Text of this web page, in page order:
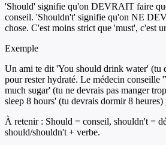
'Should' signifie qu'on DEVRAIT faire
conseil. 'Shouldn't' signifie qu'on NE
chose. C'est moins strict que 'must', c'est
Exemple
Un ami te dit 'You should drink water' (tu
pour rester hydraté. Le médecin conseille
much sugar' (tu ne devrais pas manger
sleep 8 hours' (tu devrais dormir 8
À retenir : Should = conseil, shouldn't =
should/shouldn't + verbe.